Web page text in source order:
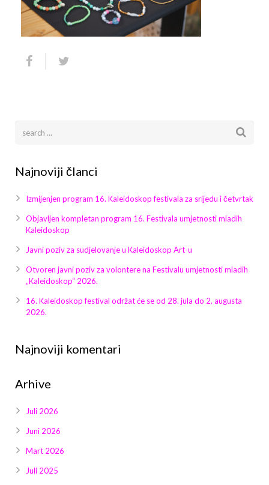
Video 2011
Video 2015
Video 2018
Galerija 2010
Galerija 2014
Galerija 2017
Galerija 2018
Galerija 2019
Galerija 2022
Galerija 2024
Galerija 2025
Arhiva
Najnoviji članci
Izmijenjen program 16. Kaleidoskop festivala za srijedu i četvrtak
Objavljen kompletan program 16. Festivala umjetnosti mladih
Kaleidoskop
Javni poziv za sudjelovanje u Kaleidoskop Art-u
Otvoren javni poziv za volontere na Festivalu umjetnosti mladih
„Kaleidoskop“ 2026.
16. Kaleidoskop festival održat će se od 28. jula do 2. augusta
2026.
Najnoviji komentari
Arhive
Juli 2026
Juni 2026
Mart 2026
Juli 2025